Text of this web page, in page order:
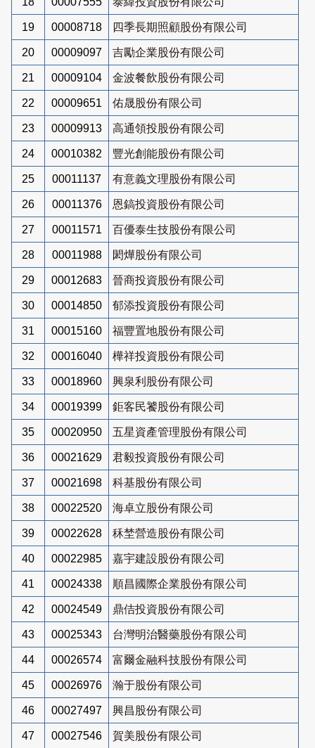
19 00008718 四季長期照顧股份有限公司
20 00009097 吉勵企業股份有限公司
21 00009104 金波餐飲股份有限公司
22 00009651 佑晟股份有限公司
23 00009913 高通領投股份有限公司
24 00010382 豐光創能股份有限公司
25 00011137 有意義文理股份有限公司
26 00011376 恩鎬投資股份有限公司
27 00011571 百優泰生技股份有限公司
28 00011988 閎燁股份有限公司
29 00012683 晉商投資股份有限公司
30 00014850 郁添投資股份有限公司
31 00015160 福豐置地股份有限公司
32 00016040 樺祥投資股份有限公司
33 00018960 興泉利股份有限公司
34 00019399 鉅客民饕股份有限公司
35 00020950 五星資產管理股份有限公司
36 00021629 君毅投資股份有限公司
37 00021698 科基股份有限公司
38 00022520 海卓立股份有限公司
39 00022628 秝埜營造股份有限公司
40 00022985 嘉宇建設股份有限公司
41 00024338 順昌國際企業股份有限公司
42 00024549 鼎佶投資股份有限公司
43 00025343 台灣明治醫藥股份有限公司
44 00026574 富爾金融科技股份有限公司
45 00026976 瀚于股份有限公司
46 00027497 興昌股份有限公司
47 00027546 賀美股份有限公司